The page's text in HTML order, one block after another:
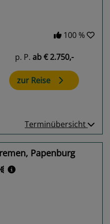
100 %
p. P. ab€ 2.750,-
zur Reise
Terminübersicht
Papenburg